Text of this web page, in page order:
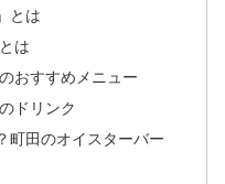
とは
は
おすすめメニュー
ドリンク
町田のオイスターバー